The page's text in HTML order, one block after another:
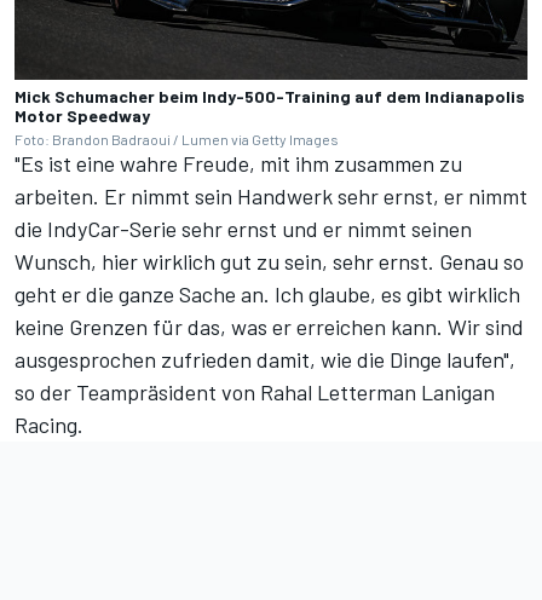
Mick Schumacher beim Indy-500-Training auf dem Indianapolis
Motor Speedway
Foto: Brandon Badraoui / Lumen via Getty Images
"Es ist eine wahre Freude, mit ihm zusammen zu
arbeiten. Er nimmt sein Handwerk sehr ernst, er nimmt
die IndyCar-Serie sehr ernst und er nimmt seinen
Wunsch, hier wirklich gut zu sein, sehr ernst. Genau so
geht er die ganze Sache an. Ich glaube, es gibt wirklich
keine Grenzen für das, was er erreichen kann. Wir sind
ausgesprochen zufrieden damit, wie die Dinge laufen",
so der Teampräsident von Rahal Letterman Lanigan
Racing.